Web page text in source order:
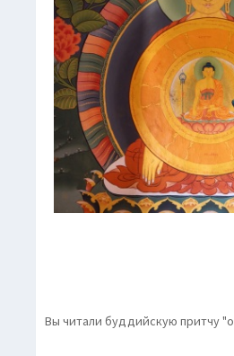
Вы читали буддийскую притчу